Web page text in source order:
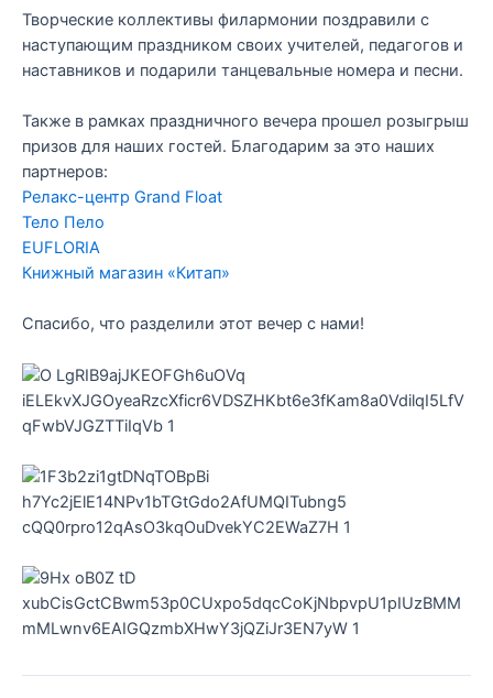
Творческие коллективы филармонии поздравили с
наступающим праздником своих учителей, педагогов и
наставников и подарили танцевальные номера и песни.
Также в рамках праздничного вечера прошел розыгрыш
призов для наших гостей. Благодарим за это наших
партнеров:
Релакс-центр Grand Float
Тело Пело
EUFLORIA
Книжный магазин «Китап»
Спасибо, что разделили этот вечер с нами!